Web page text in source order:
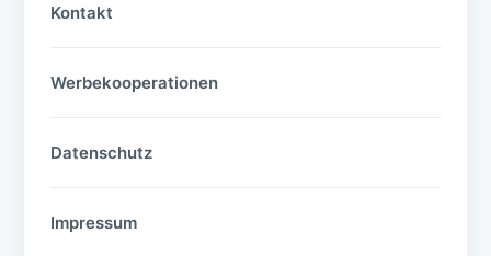
Kontakt
Werbekooperationen
Datenschutz
Impressum